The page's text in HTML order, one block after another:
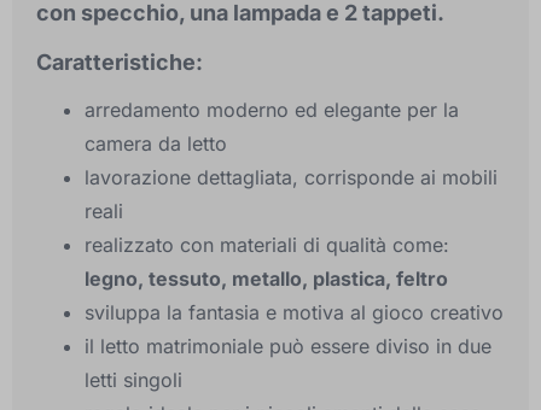
con specchio, una lampada e 2 tappeti.
Caratteristiche:
arredamento moderno ed elegante per la
camera da letto
lavorazione dettagliata, corrisponde ai mobili
reali
realizzato con materiali di qualità come:
legno, tessuto, metallo, plastica, feltro
sviluppa la fantasia e motiva al gioco creativo
il letto matrimoniale può essere diviso in due
letti singoli